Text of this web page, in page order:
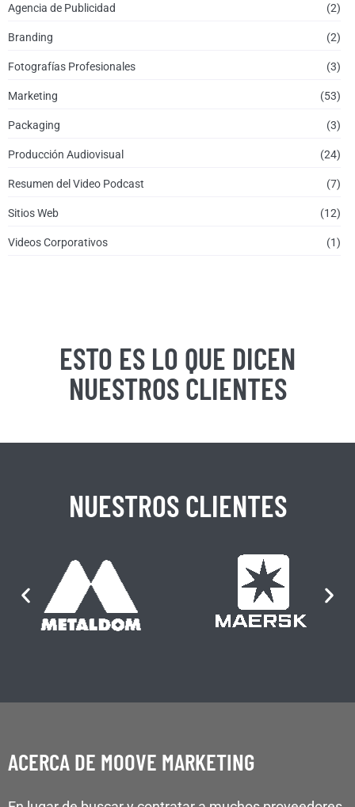
Agencia de Publicidad (2)
Branding (2)
Fotografías Profesionales (3)
Marketing (53)
Packaging (3)
Producción Audiovisual (24)
Resumen del Video Podcast (7)
Sitios Web (12)
Videos Corporativos (1)
ESTO ES LO QUE DICEN
NUESTROS CLIENTES
NUESTROS CLIENTES
ACERCA DE MOOVE MARKETING